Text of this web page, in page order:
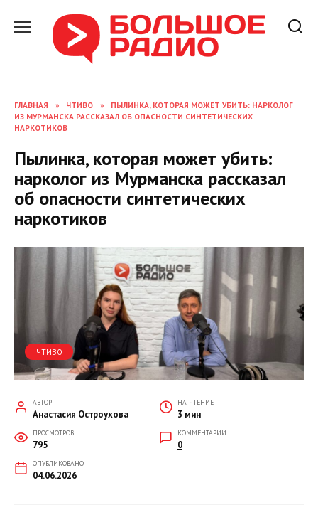
содержанию
ГЛАВНАЯ » ЧТИВО »
ПЫЛИНКА, КОТОРАЯ МОЖЕТ УБИТЬ: НАРКОЛОГ
ИЗ МУРМАНСКА РАССКАЗАЛ ОБ ОПАСНОСТИ СИНТЕТИЧЕСКИХ
НАРКОТИКОВ
Пылинка, которая может убить:
нарколог из Мурманска рассказал
об опасности синтетических
наркотиков
ЧТИВО
АВТОР
Анастасия Остроухова
НА ЧТЕНИЕ
3 мин
ПРОСМОТРОВ
795
КОММЕНТАРИИ
0
ОПУБЛИКОВАНО
04.06.2026